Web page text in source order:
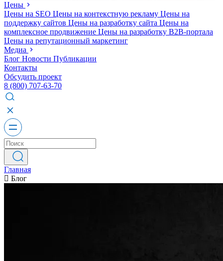
Цены
Цены на SEO Цены на контекстную рекламу Цены на
поддержку сайтов Цены на разработку сайта Цены на
комплексное продвижение Цены на разработку В2В-портала
Цены на репутационный маркетинг
Медиа
Блог Новости Публикации
Контакты
Обсудить проект
8 (800) 707-63-70
Главная
Блог